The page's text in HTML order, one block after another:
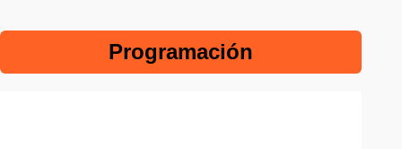
Programación